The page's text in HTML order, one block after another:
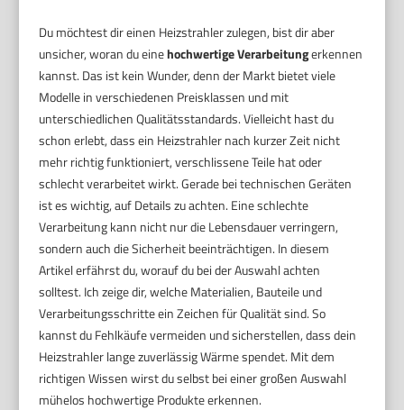
Du möchtest dir einen Heizstrahler zulegen, bist dir aber
unsicher, woran du einehochwertige Verarbeitungerkennen
kannst. Das ist kein Wunder, denn der Markt bietet viele
Modelle in verschiedenen Preisklassen und mit
unterschiedlichen Qualitätsstandards. Vielleicht hast du
schon erlebt, dass ein Heizstrahler nach kurzer Zeit nicht
mehr richtig funktioniert, verschlissene Teile hat oder
schlecht verarbeitet wirkt. Gerade bei technischen Geräten
ist es wichtig, auf Details zu achten. Eine schlechte
Verarbeitung kann nicht nur die Lebensdauer verringern,
sondern auch die Sicherheit beeinträchtigen. In diesem
Artikel erfährst du, worauf du bei der Auswahl achten
solltest. Ich zeige dir, welche Materialien, Bauteile und
Verarbeitungsschritte ein Zeichen für Qualität sind. So
kannst du Fehlkäufe vermeiden und sicherstellen, dass dein
Heizstrahler lange zuverlässig Wärme spendet. Mit dem
richtigen Wissen wirst du selbst bei einer großen Auswahl
mühelos hochwertige Produkte erkennen.